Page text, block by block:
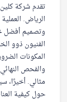
تقدم شركة
الرياض.
وتصميم أفضل
الفنيون ذوو
المكونات
والفحص
مثالي. أخيرًا،
حول كيفية